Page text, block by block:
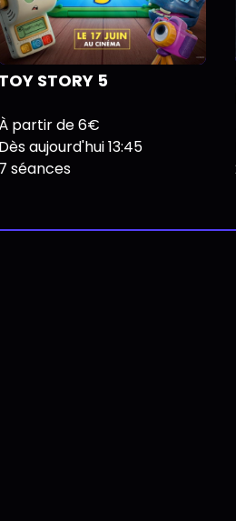
TOY STORY 5
À partir de 6€
Dès aujourd'hui 13:45
7 séances